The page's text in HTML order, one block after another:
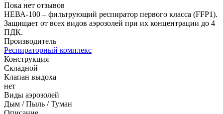
Пока нет отзывов
НЕВА-100 – фильтрующий респиратор первого класса (FFP1).
Защищает от всех видов аэрозолей при их концентрации до 4
ПДК.
Производитель
Респираторный комплекс
Конструкция
Складной
Клапан выдоха
нет
Виды аэрозолей
Дым / Пыль / Туман